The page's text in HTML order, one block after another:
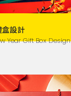
設計
Year Gift Box Design